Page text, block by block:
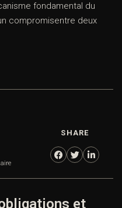
fondamental du
compromisentre deux
SHARE
et